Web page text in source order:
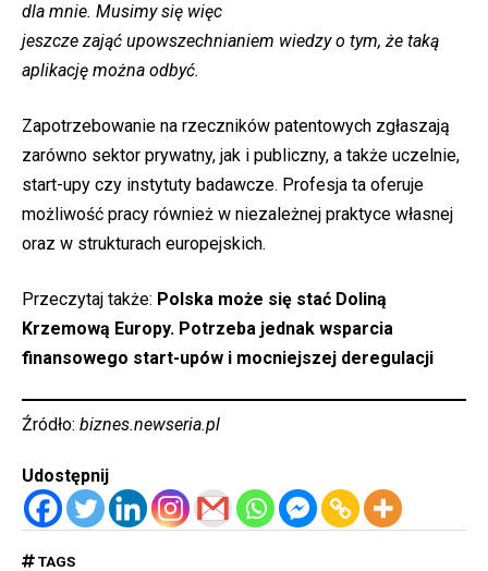
dla mnie. Musimy się więc
jeszcze zająć upowszechnianiem wiedzy o tym, że taką
aplikację można odbyć.
Zapotrzebowanie na rzeczników patentowych zgłaszają
zarówno sektor prywatny, jak i publiczny, a także uczelnie,
start-upy czy instytuty badawcze. Profesja ta oferuje
możliwość pracy również w niezależnej praktyce własnej
oraz w strukturach europejskich.
Przeczytaj także: Polska może się stać Doliną
Krzemową Europy. Potrzeba jednak wsparcia
finansowego start-upów i mocniejszej deregulacji
Źródło: biznes.newseria.pl
Udostępnij
TAGS